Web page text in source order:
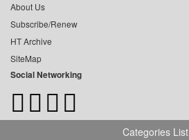
About Us
Subscribe/Renew
HT Archive
SiteMap
Social Networking
Categories List